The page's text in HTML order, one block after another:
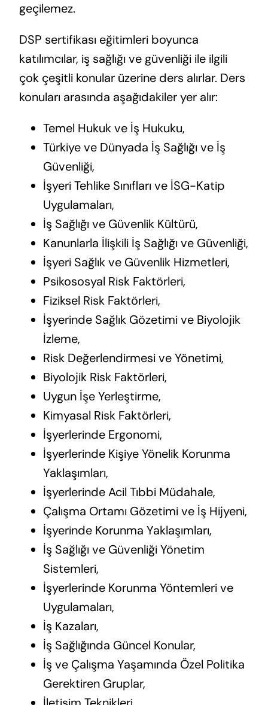
geçilemez.​
DSP sertifikası eğitimleri boyunca
katılımcılar, iş sağlığı ve güvenliği ile ilgili
çok çeşitli konular üzerine ders alırlar. Ders
konuları arasında aşağıdakiler yer alır:​​
Temel Hukuk ve İş Hukuku,
Türkiye ve Dünyada İş Sağlığı ve İş
Güvenliği,
İşyeri Tehlike Sınıfları ve İSG-Katip
Uygulamaları,
İş Sağlığı ve Güvenlik Kültürü,
Kanunlarla İlişkili İş Sağlığı ve Güvenliği,
İşyeri Sağlık ve Güvenlik Hizmetleri,
Psikososyal Risk Faktörleri,
Fiziksel Risk Faktörleri,
İşyerinde Sağlık Gözetimi ve Biyolojik
İzleme,
Risk Değerlendirmesi ve Yönetimi,
Biyolojik Risk Faktörleri,
Uygun İşe Yerleştirme,
Kimyasal Risk Faktörleri,
İşyerlerinde Ergonomi,
İşyerlerinde Kişiye Yönelik Korunma
Yaklaşımları,
İşyerlerinde Acil Tıbbi Müdahale,
Çalışma Ortamı Gözetimi ve İş Hijyeni,
İşyerinde Korunma Yaklaşımları,
İş Sağlığı ve Güvenliği Yönetim
Sistemleri,
İşyerlerinde Korunma Yöntemleri ve
Uygulamaları,
İş Kazaları,
İş Sağlığında Güncel Konular,
İş ve Çalışma Yaşamında Özel Politika
Gerektiren Gruplar,